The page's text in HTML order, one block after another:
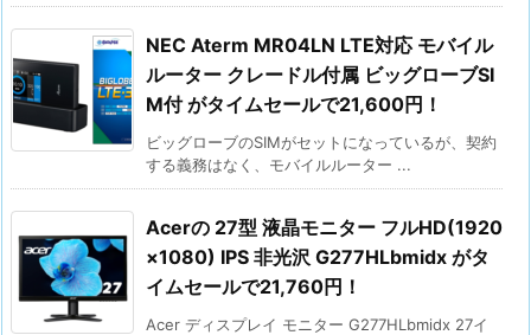
NEC Aterm MR04LN LTE対応 モバイル
ルーター クレードル付属 ビッグローブSI
M付 がタイムセールで21,600円！
ビッグローブのSIMがセットになっているが、契約
する義務はなく、モバイルルーター ...
Acerの 27型 液晶モニター フルHD(1920
×1080) IPS 非光沢 G277HLbmidx がタ
イムセールで21,760円！
Acer ディスプレイ モニター G277HLbmidx 27イ